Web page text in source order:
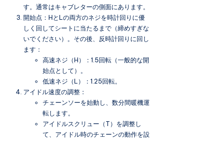
す。通常はキャブレターの側面にあります。
開始点：HとLの両方のネジを時計回りに優
しく回してシートに当たるまで（締めすぎな
いでください）。その後、反時計回りに回し
ます：
高速ネジ（H）：1.5回転（一般的な開
始点として）。
低速ネジ（L）：1.25回転。
アイドル速度の調整：
チェーンソーを始動し、数分間暖機運
転します。
アイドルスクリュー（T）を調整し
て、アイドル時のチェーンの動作を設